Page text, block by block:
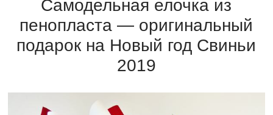
Самодельная елочка из
пенопласта — оригинальный
подарок на Новый год Свиньи
2019